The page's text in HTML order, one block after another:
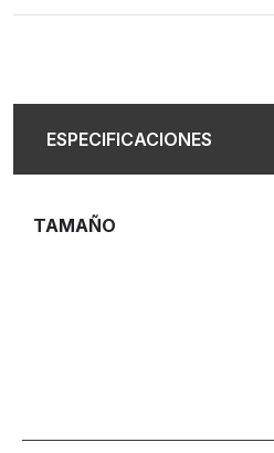
ESPECIFICACIONES
TAMAÑO